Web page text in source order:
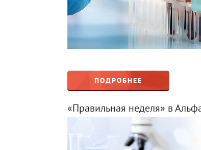
ПОДРОБНЕЕ
«Правильная неделя» в